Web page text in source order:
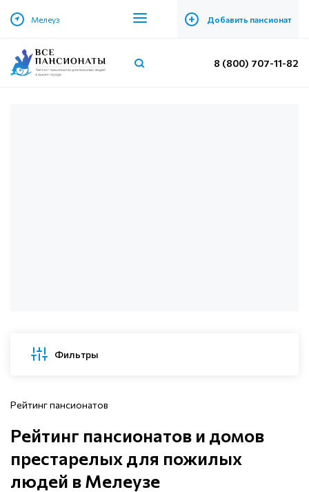
Мелеуз + Добавить пансионат
8 (800) 707-11-82
Фильтры
Рейтинг пансионатов
Рейтинг пансионатов и домов
престарелых для пожилых
людей в Мелеузе